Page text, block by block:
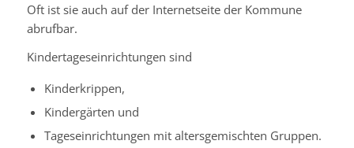
Oft ist sie auch auf der Internetseite der Kommune
abrufbar.
Kindertageseinrichtungen sind
Kinderkrippen,
Kindergärten und
Tageseinrichtungen mit altersgemischten Gruppen.